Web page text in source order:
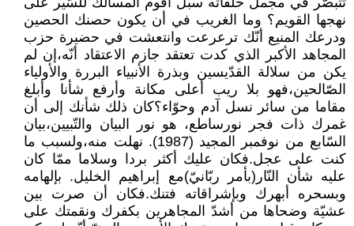
نهجها القويم؟ وما الغريب في أن يكون حصنك الحصين
ودرعك المنيع أنّك ترعرعت وانتعشت في حضيرة حزب
المجاهد الأكبر الذي كدت تعتقد جازم الاعتقاد أنّه،إن لم
يكن من سلالة القدّيسين وبذرة الأنبياء البررة والأولياء
الصّالحين،فهو بلا ريب أعلى مكانة وأرفع شأنا وأبلغ
مقاما من سائر نسل آدم وحوّاء؟كان ذلك شأنك إلى أن
غمرك ذات فجر نورساطع، هو نور البيان والتّبيين،بيان
السّابع من نوفمبر المجيد (1987). نهلت منه،ولسبب ما
كنت على عجل.فكان عليك أكثر بردا وسلاما ممّا كان
عليه شأن النّار(بأمر ربّانيّ)مع إبراهيم الخليل. بإلهامه
وبسحره أبهرك وبإشراقاته فتنك.فكان أن صرت بين
عشيّة وضحاها من أشدّ المجاهرين بكفرك ونقمتك على